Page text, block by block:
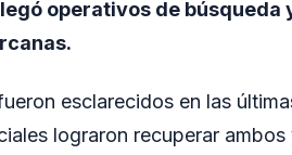
operativos de búsqueda
esclarecidos en las
lograron recuperar